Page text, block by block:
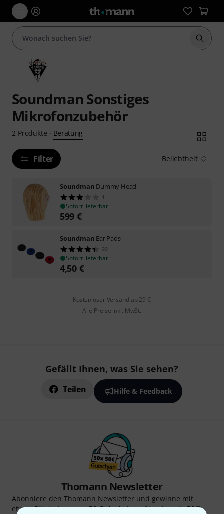
Suche
Soundman Sonstiges
Mikrofonzubehör
2 Produkte · Beratung
Filter Beliebtheit
Soundman Dummy Head
1
Sofort lieferbar
599 €
Soundman Ear Pads
22
Sofort lieferbar
4,50 €
Kostenloser Versand ab 29 €
Alle Preise inkl. MwSt.
Gefällt Ihnen, was Sie sehen?
Teilen Hilfe & Feedback
Thomann Newsletter
Abonniere den Thomann Newsletter und gewinne mit
etwas Glück einen von50 Gutscheinenüber jeweils50€!